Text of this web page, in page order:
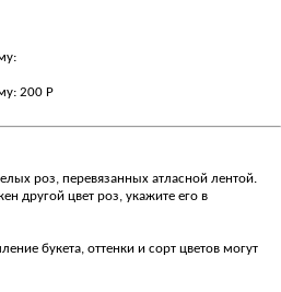
200 Р
роз, перевязанных атласной лентой.
другой цвет роз, укажите его в
букета, оттенки и сорт цветов могут